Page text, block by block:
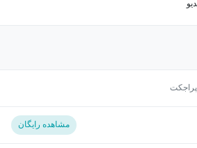
مشاهده رایگان